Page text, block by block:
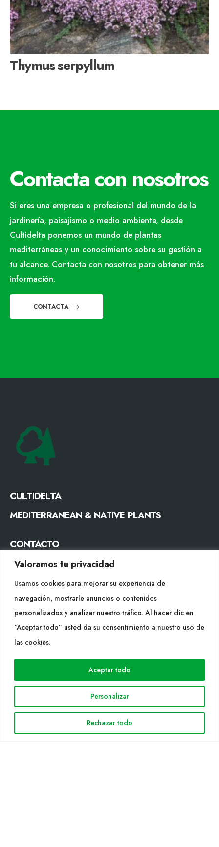
Valoramos tu privacidad
Usamos cookies para mejorar su experiencia de
navegación, mostrarle anuncios o contenidos
personalizados y analizar nuestro tráfico. Al hacer clic en
“Aceptar todo” usted da su consentimiento a nuestro uso de
las cookies.
Personalizar
Rechazar todo
Aceptar todo
Thymus serpyllum
Contacta con nosotros
Si eres una empresa o profesional del mundo de la
jardinería, paisajismo o medio ambiente, desde
Cultidelta ponemos un mundo de plantas
mediterráneas y un conocimiento sobre su gestión a
tu alcance. Contacta con nosotros para obtener más
información.
CONTACTA
CULTIDELTA
MEDITERRANEAN & NATIVE PLANTS
CONTACTO
Tel. +34 977053013
SÍGUENOS
WEB
Cultidelta
Solicitud Catálogo